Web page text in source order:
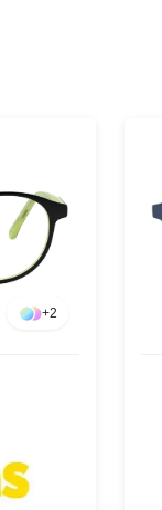
+2